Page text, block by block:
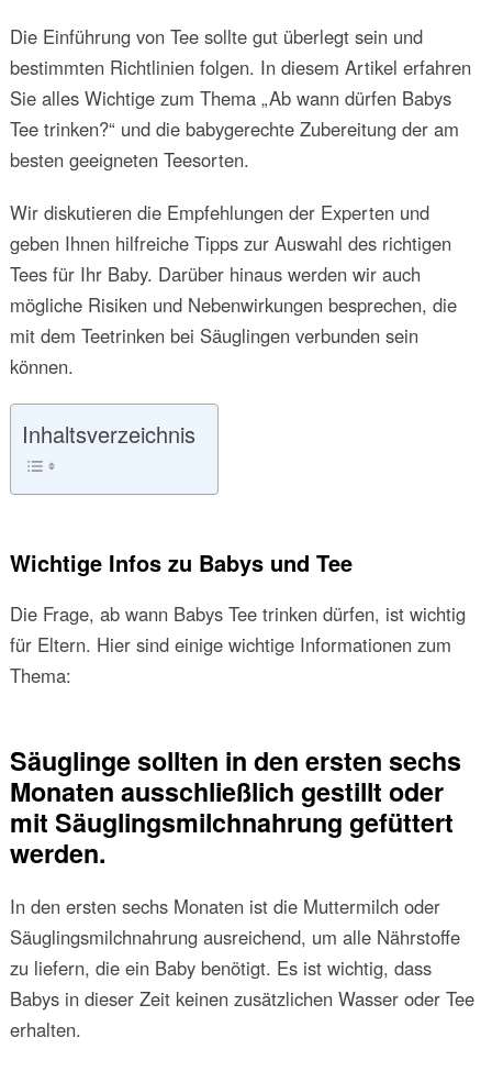
Die Einführung von Tee sollte gut überlegt sein und
bestimmten Richtlinien folgen. In diesem Artikel erfahren
Sie alles Wichtige zum Thema „Ab wann dürfen Babys
Tee trinken?“ und die babygerechte Zubereitung der am
besten geeigneten Teesorten.
Wir diskutieren die Empfehlungen der Experten und
geben Ihnen hilfreiche Tipps zur Auswahl des richtigen
Tees für Ihr Baby. Darüber hinaus werden wir auch
mögliche Risiken und Nebenwirkungen besprechen, die
mit dem Teetrinken bei Säuglingen verbunden sein
können.
Inhaltsverzeichnis
Wichtige Infos zu Babys und Tee
Die Frage, ab wann Babys Tee trinken dürfen, ist wichtig
für Eltern. Hier sind einige wichtige Informationen zum
Thema:
Säuglinge sollten in den ersten sechs
Monaten ausschließlich gestillt oder
mit Säuglingsmilchnahrung gefüttert
werden.
In den ersten sechs Monaten ist die Muttermilch oder
Säuglingsmilchnahrung ausreichend, um alle Nährstoffe
zu liefern, die ein Baby benötigt. Es ist wichtig, dass
Babys in dieser Zeit keinen zusätzlichen Wasser oder Tee
erhalten.